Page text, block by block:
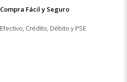
Compra Fácil y Seguro
Efectivo, Crédito, Débito y PSE